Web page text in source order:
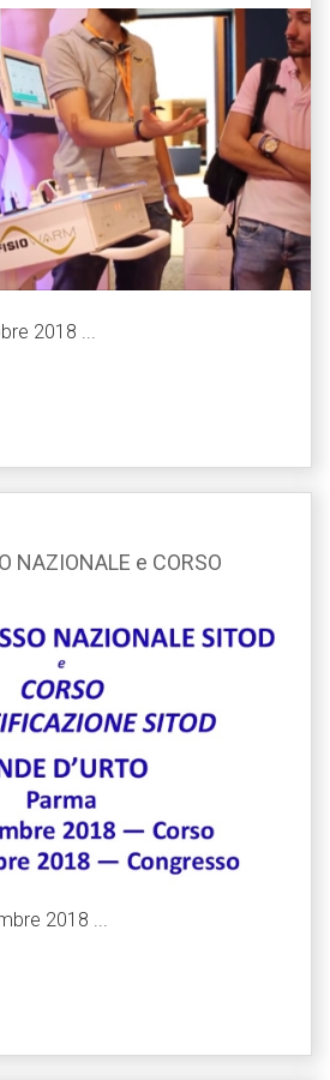
2018 ...
NAZIONALE e CORSO
2018 ...